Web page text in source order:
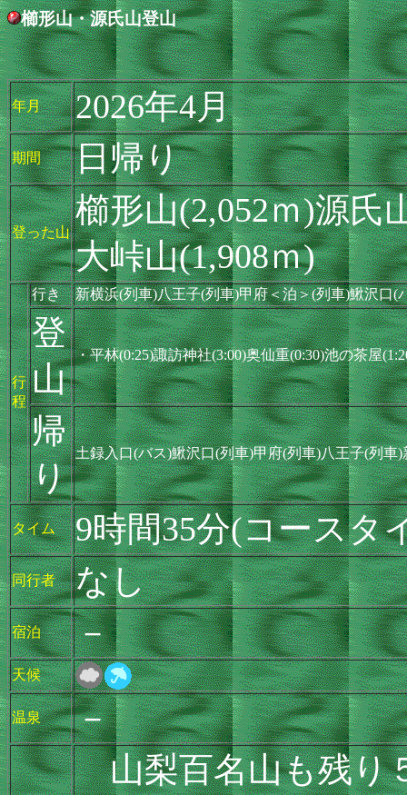
櫛形山・源氏山登山
年月 2026年4月
期間 日帰り
登った山
櫛形山(2,052ｍ)源氏
大峠山(1,908ｍ)
行
程
行き 新横浜(列車)八王子(列車)甲府＜泊＞(列車)鰍沢口(
登
山
・平林(0:25)諏訪神社(3:00)奥仙重(0:30)池の茶屋
帰
り
土録入口(バス)鰍沢口(列車)甲府(列車)八王子(列車)
タイム 9時間35分(コースタ
同行者 なし
宿泊 －
天候
温泉 －
山梨百名山も残り